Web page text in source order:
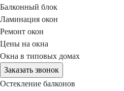
Балконный блок
Ламинация окон
Ремонт окон
Цены на окна
Окна в типовых домах
Заказать звонок
Остекление балконов